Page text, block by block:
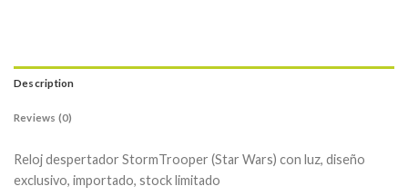
Description
Reviews (0)
Reloj despertador StormTrooper (Star Wars) con luz, diseño
exclusivo, importado, stock limitado